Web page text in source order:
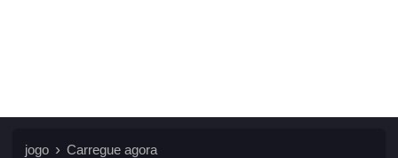
jogo Carregue agora